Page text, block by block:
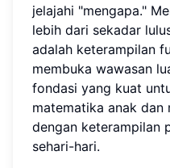
jelajahi "mengapa."
lebih dari sekadar
adalah keterampilan
membuka wawasan
fondasi yang kuat
matematika anak dan
dengan keterampilan
sehari-hari.